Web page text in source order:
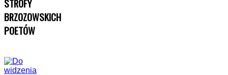
STROFY
BRZOZOWSKICH
POETÓW